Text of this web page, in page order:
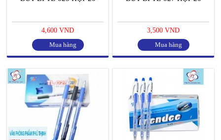
4,600 VND
Mua hàng
3,500 VND
Mua hàng